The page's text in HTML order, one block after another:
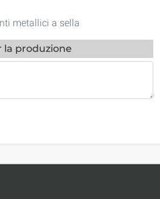
metallici a sella
la produzione